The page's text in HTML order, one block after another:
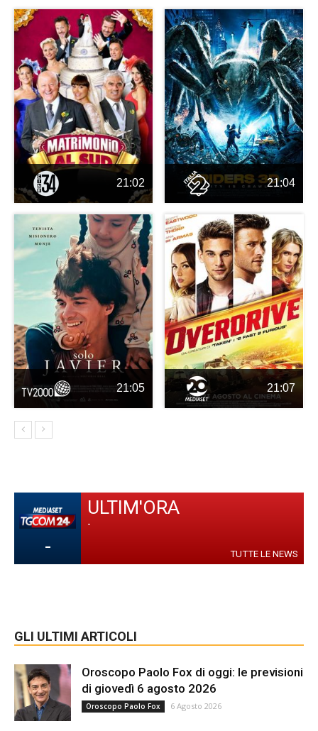
21:02 21:04
21:05 21:07
-
ULTIM'ORA
-
TUTTE LE NEWS
GLI ULTIMI ARTICOLI
Oroscopo Paolo Fox di oggi: le previsioni
di giovedì 6 agosto 2026
Oroscopo Paolo Fox 6 Agosto 2026